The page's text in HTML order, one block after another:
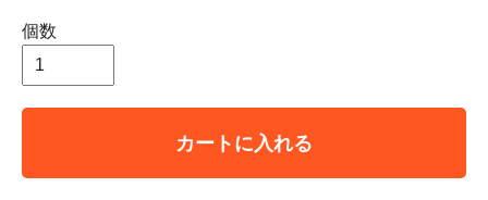
個数
カートに入れる